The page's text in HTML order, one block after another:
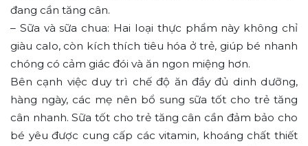
đang cần tăng cân.
– Sữa và sữa chua: Hai loại thực phẩm này không chỉ
giàu calo, còn kích thích tiêu hóa ở trẻ, giúp bé nhanh
chóng có cảm giác đói và ăn ngon miệng hơn.
Bên cạnh việc duy trì chế độ ăn đầy đủ dinh dưỡng,
hàng ngày, các mẹ nên bổ sung sữa tốt cho trẻ tăng
cân nhanh. Sữa tốt cho trẻ tăng cân cần đảm bảo cho
bé yêu được cung cấp các vitamin, khoáng chất thiết